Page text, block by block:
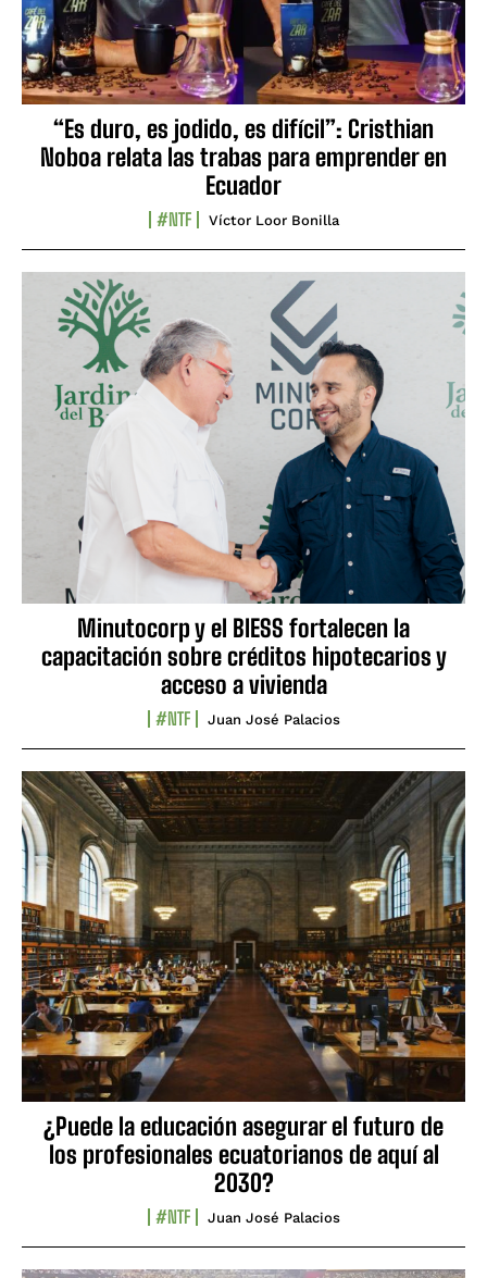
“Es duro, es jodido, es difícil”: Cristhian
Noboa relata las trabas para emprender en
Ecuador
#NTF Víctor Loor Bonilla
Minutocorp y el BIESS fortalecen la
capacitación sobre créditos hipotecarios y
acceso a vivienda
#NTF Juan José Palacios
¿Puede la educación asegurar el futuro de
los profesionales ecuatorianos de aquí al
2030?
#NTF Juan José Palacios